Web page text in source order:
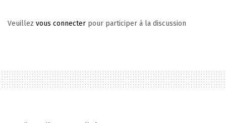
Veuillez vous connecter pour participer à la discussion